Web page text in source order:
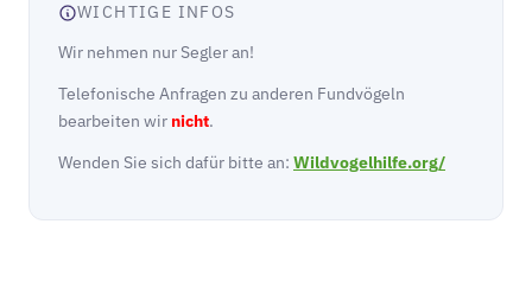
WICHTIGE INFOS
Wir nehmen nur Segler an!
Telefonische Anfragen zu anderen Fundvögeln
bearbeiten wir nicht.
Wenden Sie sich dafür bitte an: Wildvogelhilfe.org/